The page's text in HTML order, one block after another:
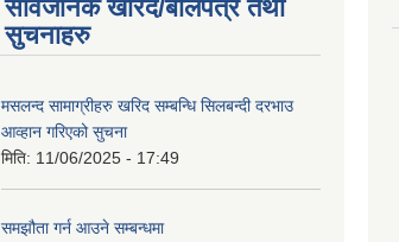
सार्वजनिक खरिद/बोलपत्र तथा
सुचनाहरु
मसलन्द सामाग्रीहरु खरिद सम्बन्धि सिलबन्दी दरभाउ
आव्हान गरिएको सुचना
मिति: 11/06/2025 - 17:49
समझौता गर्न आउने सम्बन्धमा